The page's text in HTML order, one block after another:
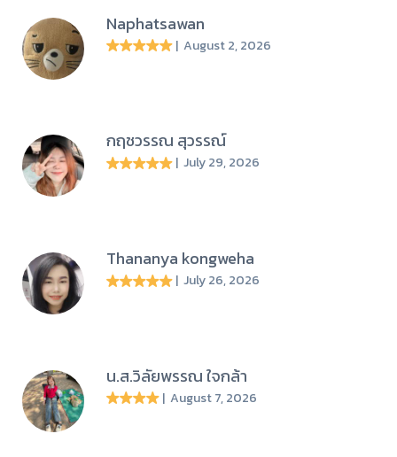
Naphatsawan
| August 2, 2026
กฤชวรรณ สุวรรณ์
| July 29, 2026
Thananya kongweha
| July 26, 2026
น.ส.วิลัยพรรณ ใจกล้า
| August 7, 2026